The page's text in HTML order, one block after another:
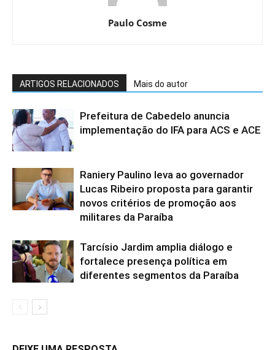
Paulo Cosme
ARTIGOS RELACIONADOS Mais do autor
Prefeitura de Cabedelo anuncia
implementação do IFA para ACS e ACE
Raniery Paulino leva ao governador
Lucas Ribeiro proposta para garantir
novos critérios de promoção aos
militares da Paraíba
Tarcísio Jardim amplia diálogo e
fortalece presença política em
diferentes segmentos da Paraíba